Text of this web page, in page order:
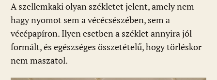
A szellemkaki olyan székletet jelent, amely nem
hagy nyomot sem a vécécsészében, sem a
vécépapíron. Ilyen esetben a széklet annyira jól
formált, és egészséges összetételű, hogy törléskor
nem maszatol.